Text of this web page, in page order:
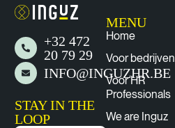
+32 472
20 79 29
INFO@INGUZHR.BE
STAY IN THE
LOOP
MENU
Home
Voor bedrijven
Voor HR
Professionals
We are Inguz